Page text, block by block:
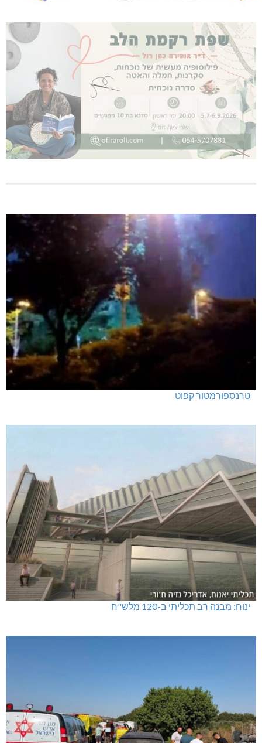
טרנספורמטור קפוט
ינוח: מבנה רב תכליתי ב-120 מלש"ח